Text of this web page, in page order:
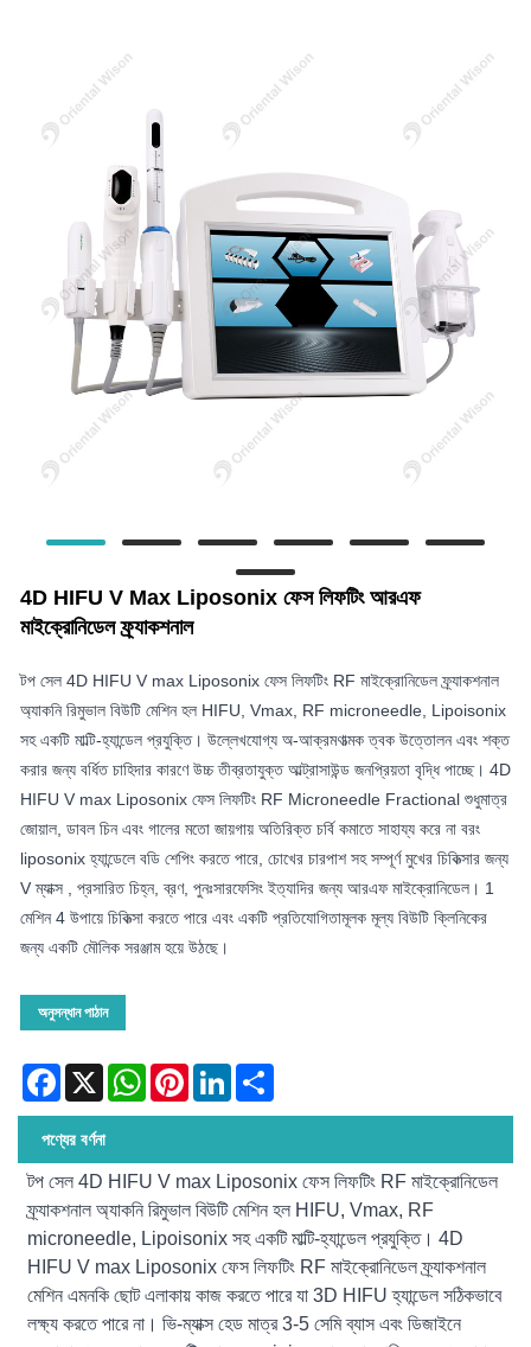
4D HIFU V Max Liposonix ফেস লিফটিং আরএফ
মাইক্রোনিডেল ফ্র্যাকশনাল
টপ সেল 4D HIFU V max Liposonix ফেস লিফটিং RF মাইক্রোনিডেল ফ্র্যাকশনাল
অ্যাকনি রিমুভাল বিউটি মেশিন হল HIFU, Vmax, RF microneedle, Lipoisonix
সহ একটি মাল্টি-হ্যান্ডেল প্রযুক্তি। উল্লেখযোগ্য অ-আক্রমণাত্মক ত্বক উত্তোলন এবং শক্ত
করার জন্য বর্ধিত চাহিদার কারণে উচ্চ তীব্রতাযুক্ত আল্ট্রাসাউন্ড জনপ্রিয়তা বৃদ্ধি পাচ্ছে। 4D
HIFU V max Liposonix ফেস লিফটিং RF Microneedle Fractional শুধুমাত্র
জোয়াল, ডাবল চিন এবং গালের মতো জায়গায় অতিরিক্ত চর্বি কমাতে সাহায্য করে না বরং
liposonix হ্যান্ডেলে বডি শেপিং করতে পারে, চোখের চারপাশ সহ সম্পূর্ণ মুখের চিকিত্সার জন্য
V ম্যাক্স , প্রসারিত চিহ্ন, ব্রণ, পুনঃসারফেসিং ইত্যাদির জন্য আরএফ মাইক্রোনিডেল। 1
মেশিন 4 উপায়ে চিকিত্সা করতে পারে এবং একটি প্রতিযোগিতামূলক মূল্য বিউটি ক্লিনিকের
জন্য একটি মৌলিক সরঞ্জাম হয়ে উঠছে।
অনুসন্ধান পাঠান
Facebook
X WhatsAppPinterestLinkedIn
পণ্যের বর্ণনা
টপ সেল 4D HIFU V max Liposonix ফেস লিফটিং RF মাইক্রোনিডেল
ফ্র্যাকশনাল অ্যাকনি রিমুভাল বিউটি মেশিন হল HIFU, Vmax, RF
microneedle, Lipoisonix সহ একটি মাল্টি-হ্যান্ডেল প্রযুক্তি। 4D
HIFU V max Liposonix ফেস লিফটিং RF মাইক্রোনিডেল ফ্র্যাকশনাল
মেশিন এমনকি ছোট এলাকায় কাজ করতে পারে যা 3D HIFU হ্যান্ডেল সঠিকভাবে
লক্ষ্য করতে পারে না। ভি-ম্যাক্স হেড মাত্র 3-5 সেমি ব্যাস এবং ডিজাইনে